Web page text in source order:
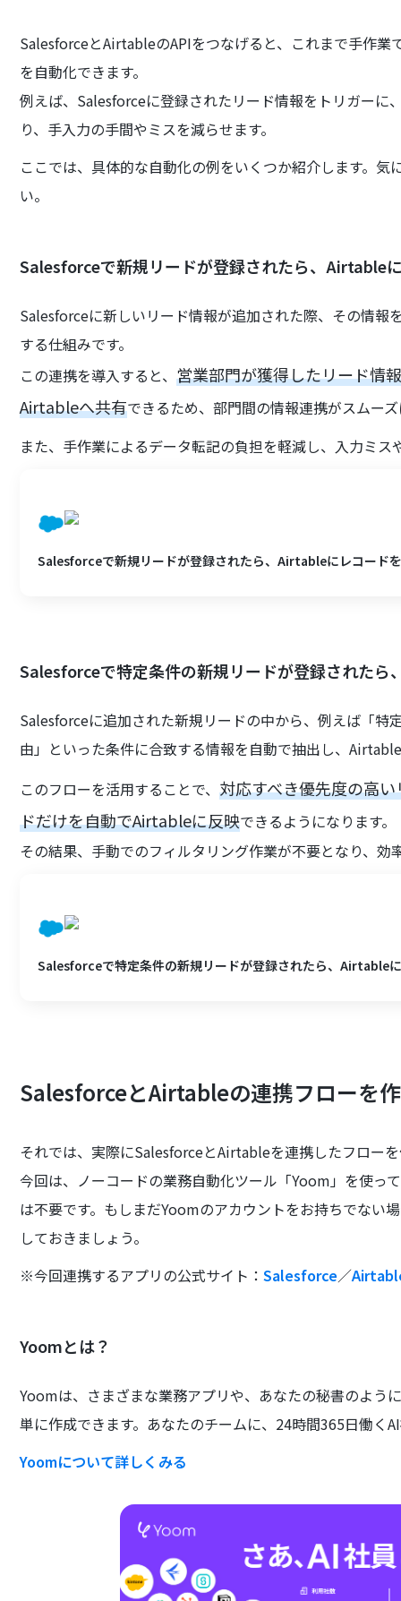
SalesforceとAirtableのAPIをつなげると、これまで手作
を自動化できます。
例えば、Salesforceに登録されたリード情報をトリガー
り、手入力の手間やミスを減らせます。
ここでは、具体的な自動化の例をいくつか紹介します。
い。
Salesforceで新規リードが登録されたら、Airtable
Salesforceに新しいリード情報が追加された際、その情
する仕組みです。
この連携を導入すると、営業部門が獲得したリード情
Airtableへ共有できるため、部門間の情報連携がスムー
また、手作業によるデータ転記の負担を軽減し、入力ミ
Salesforceで新規リードが登録されたら、Airtableにレコード
Salesforceで特定条件の新規リードが登録された
Salesforceに追加された新規リードの中から、例えば「特
由」といった条件に合致する情報を自動で抽出し、
このフローを活用することで、対応すべき優先度の高
ドだけを自動でAirtableに反映できるようになります。
その結果、手動でのフィルタリング作業が不要となり、
Salesforceで特定条件の新規リードが登録されたら、Airtable
SalesforceとAirtableの連携フローを
それでは、実際にSalesforceとAirtableを連携したフロー
今回は、ノーコードの業務自動化ツール「Yoom」を使っ
は不要です。もしまだYoomのアカウントをお持ちでない
しておきましょう。
※今回連携するアプリの公式サイト：Salesforce／
Yoomとは？
Yoomは、さまざまな業務アプリや、あなたの秘書のよう
単に作成できます。あなたのチームに、24時間365日働く
Yoomについて詳しくみる